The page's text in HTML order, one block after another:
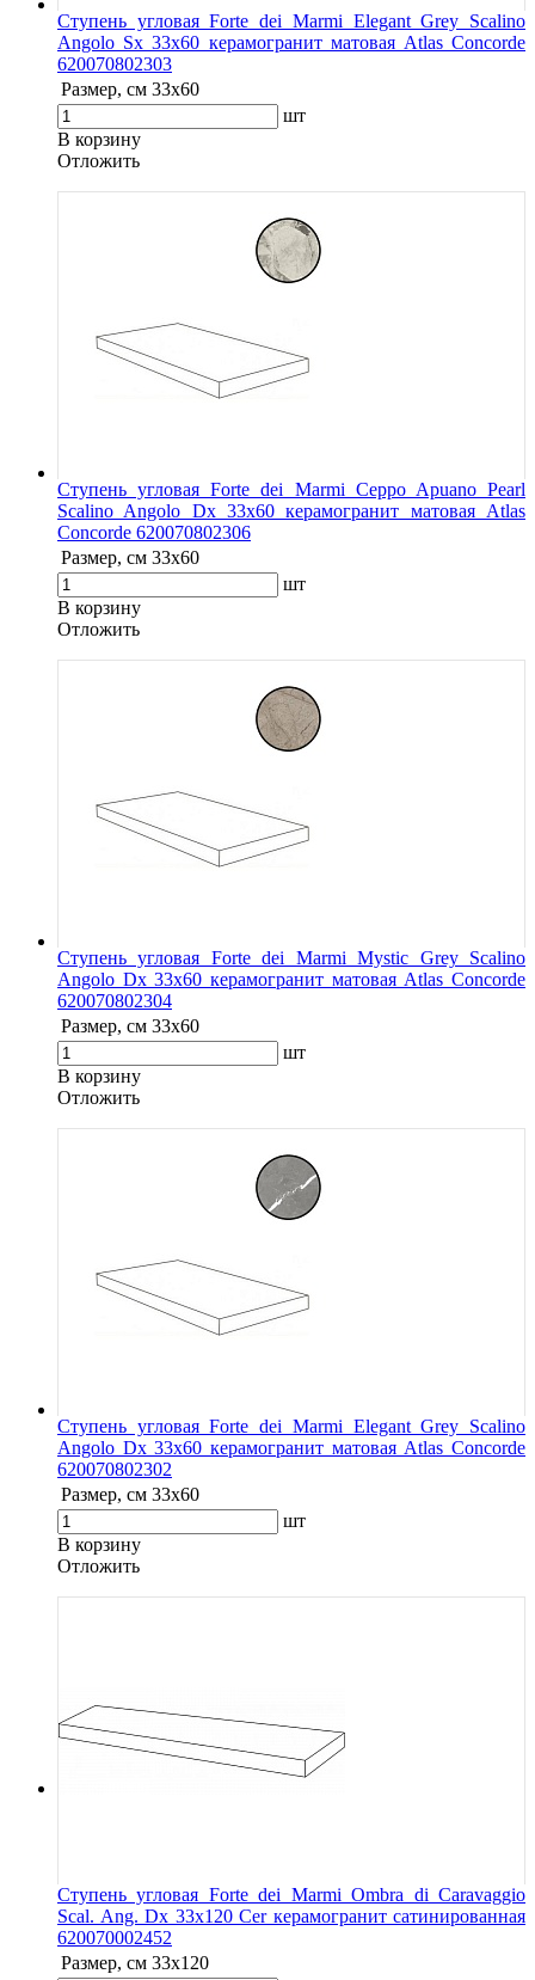
Ступень угловая Forte dei Marmi Elegant Grey Scalino
Angolo Sx 33x60 керамогранит матовая Atlas Concorde
620070802303
Размер, см 33x60
шт
В корзину
Oтложить
Ступень угловая Forte dei Marmi Ceppo Apuano Pearl
Scalino Angolo Dx 33x60 керамогранит матовая Atlas
Concorde 620070802306
Размер, см 33x60
шт
В корзину
Oтложить
Ступень угловая Forte dei Marmi Mystic Grey Scalino
Angolo Dx 33x60 керамогранит матовая Atlas Concorde
620070802304
Размер, см 33x60
шт
В корзину
Oтложить
Ступень угловая Forte dei Marmi Elegant Grey Scalino
Angolo Dx 33x60 керамогранит матовая Atlas Concorde
620070802302
Размер, см 33x60
шт
В корзину
Oтложить
Ступень угловая Forte dei Marmi Ombra di Caravaggio
Scal. Ang. Dx 33x120 Cer керамогранит сатинированная
620070002452
Размер, см 33x120